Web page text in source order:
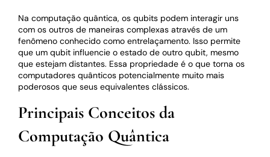
Na computação quântica, os qubits podem interagir uns
com os outros de maneiras complexas através de um
fenômeno conhecido como entrelaçamento. Isso permite
que um qubit influencie o estado de outro qubit, mesmo
que estejam distantes. Essa propriedade é o que torna os
computadores quânticos potencialmente muito mais
poderosos que seus equivalentes clássicos.
Principais Conceitos da
Computação Quântica